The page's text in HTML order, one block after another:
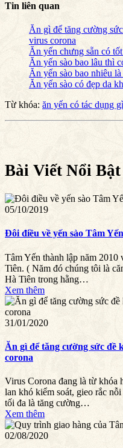
Tin liên quan
Ăn gì để tăng cường
virus corona
Ăn yến chưng sẵn có
Ăn yến sào bao lâu thì
Ăn yến sào bao nhiêu là
Ăn yến sào có đẹp da
Từ khóa: ăn yến có tác dụng gì
Bài Viết Nổi Bật
05/10/2019
Đôi điều về yến sào Tâm Yến
Tâm Yến thành lập năm 2010
Tiên. ( Năm đó chúng tôi là
Hà Tiên trong hằng…
Xem thêm
31/01/2020
Ăn gì để tăng cường sức đề
corona
Virus Corona đang là từ khóa
lan khó kiểm soát, gieo rắc
tối đa là tăng cường…
Xem thêm
02/08/2020